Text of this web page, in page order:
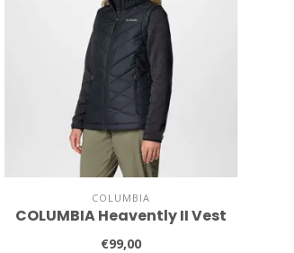
COLUMBIA
COLUMBIA Heavently II Vest
€99,00